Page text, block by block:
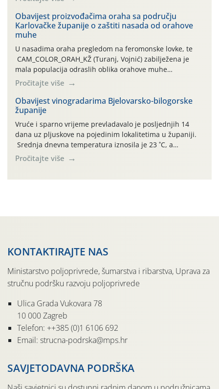
orahove muhe (Rhagoletis completa)! Već dvanaest dana
traje drugi ovogodišnji “toplinski udar”, koji naročito
izražen zadnja šest dana (31.7.-05.8.), jer najviše
temperature zraka svakodnevno […]
Obavijest proizvođačima oraha sa području
Karlovačke županije o zaštiti nasada od orahove
muhe
U nasadima oraha pregledom na feromonske lovke, te
CAM_COLOR_ORAH_KŽ (Turanj, Vojnić) zabilježena je
mala populacija odraslih oblika orahove muhe
(Rhagoletis completa). Niska brojnost može se objasniti
činjenicom da je riječ o mladim nasadima s vrlo malim
urodom, što je povezano i s manjim brojem prezimjelih
jedinki. U starijim nasadima, na žutim ljepljivim Rebell
pločama s […]
Pročitajte više
Obavijest vinogradarima Bjelovarsko-bilogorske
županije
Vruće i sparno vrijeme prevladavalo je posljednjih 14
dana uz pljuskove na pojedinim lokalitetima u županiji.
Srednja dnevna temperatura iznosila je 23 ˚C, a
maksimalne su posljednjih dana dosezale do 35 ˚C.
Simptome plamenjače vinove loze (Plasmoparas
Pročitajte više
KONTAKTIRAJTE NAS
Ministarstvo poljoprivrede, šumarstva i ribarstva, Uprava za
stručnu podršku razvoju poljoprivrede
Ulica Grada Vukovara 78
10 000 Zagreb
Telefon: ++385 (0)1 6106 692
Email: strucna-podrska@mps.hr
SAVJETODAVNA PODRŠKA